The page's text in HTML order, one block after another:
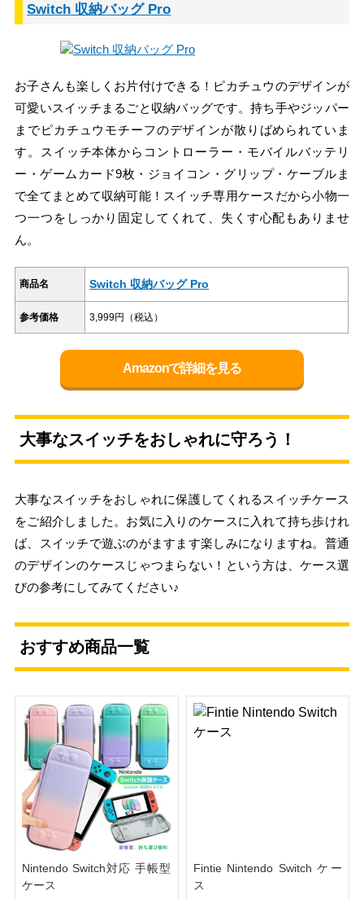
Switch 収納バッグ Pro
お子さんも楽しくお片付けできる！ピカチュウのデザインが
可愛いスイッチまるごと収納バッグです。持ち手やジッパー
までピカチュウモチーフのデザインが散りばめられていま
す。スイッチ本体からコントローラー・モバイルバッテリ
ー・ゲームカード9枚・ジョイコン・グリップ・ケーブルま
で全てまとめて収納可能！スイッチ専用ケースだから小物一
つ一つをしっかり固定してくれて、失くす心配もありませ
ん。
商品名 Switch 収納バッグ Pro
参考価格 3,999円（税込）
Amazonで詳細を見る
大事なスイッチをおしゃれに守ろう！
大事なスイッチをおしゃれに保護してくれるスイッチケース
をご紹介しました。お気に入りのケースに入れて持ち歩けれ
ば、スイッチで遊ぶのがますます楽しみになりますね。普通
のデザインのケースじゃつまらない！という方は、ケース選
びの参考にしてみてください♪
おすすめ商品一覧
Nintendo Switch対応 手帳型
ケース
Fintie Nintendo Switch ケー
ス